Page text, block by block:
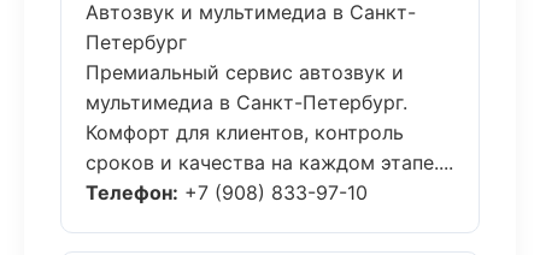
Автозвук и мультимедиа в Санкт-
Петербург
Премиальный сервис автозвук и
мультимедиа в Санкт-Петербург.
Комфорт для клиентов, контроль
сроков и качества на каждом этапе....
Телефон: +7 (908) 833-97-10